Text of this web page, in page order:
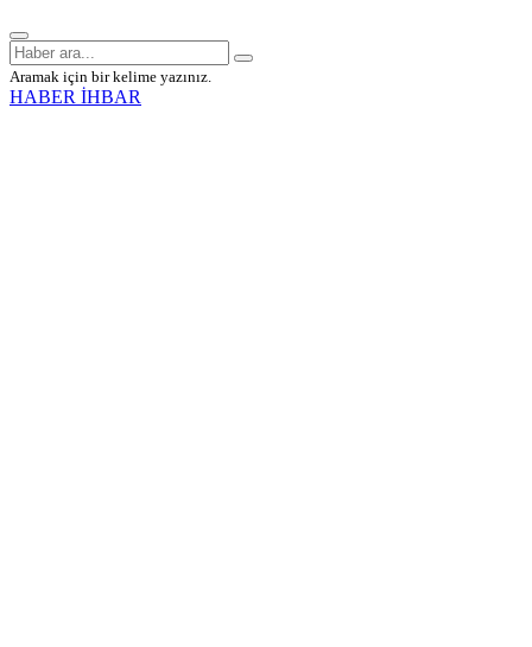
Aramak için bir kelime yazınız.
HABER İHBAR